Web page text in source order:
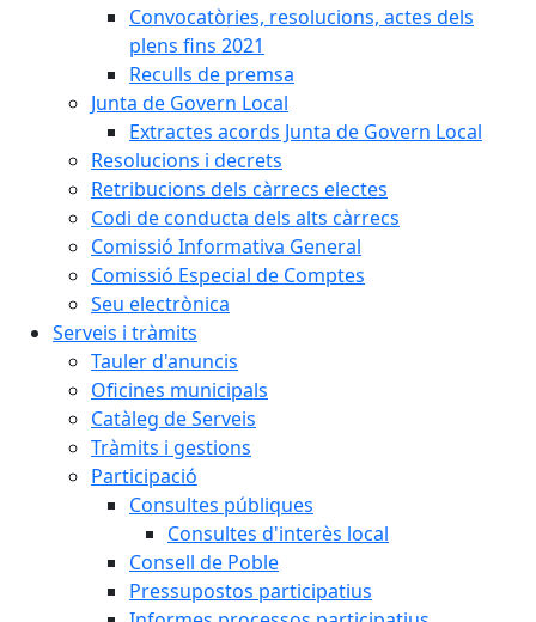
Convocatòries, resolucions, actes dels
plens fins 2021
Reculls de premsa
Junta de Govern Local
Extractes acords Junta de Govern Local
Resolucions i decrets
Retribucions dels càrrecs electes
Codi de conducta dels alts càrrecs
Comissió Informativa General
Comissió Especial de Comptes
Seu electrònica
Serveis i tràmits
Tauler d'anuncis
Oficines municipals
Catàleg de Serveis
Tràmits i gestions
Participació
Consultes públiques
Consultes d'interès local
Consell de Poble
Pressupostos participatius